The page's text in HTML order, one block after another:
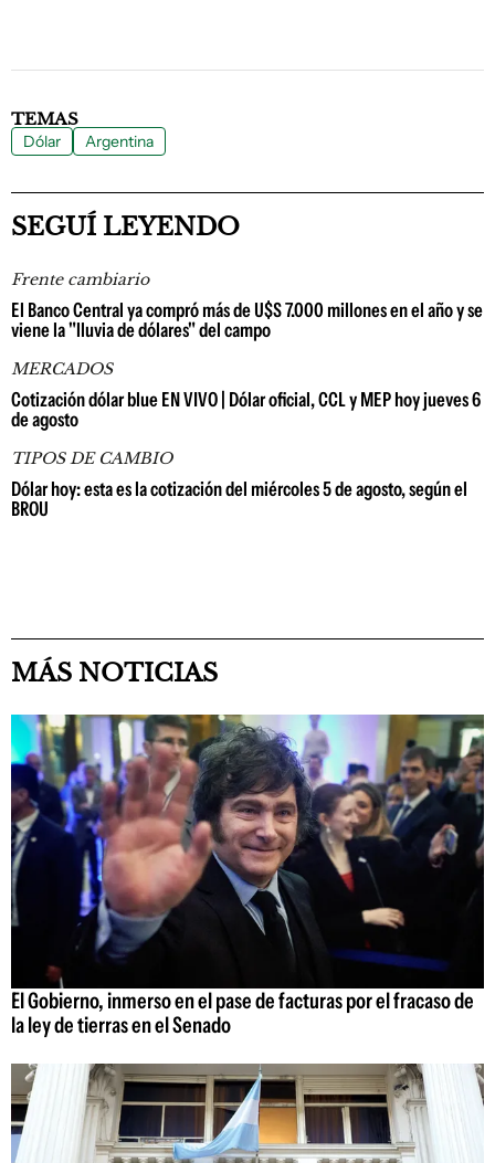
TEMAS
Dólar Argentina
SEGUÍ LEYENDO
Frente cambiario
El Banco Central ya compró más de U$S 7.000 millones en el año y se
viene la "lluvia de dólares" del campo
MERCADOS
Cotización dólar blue EN VIVO | Dólar oficial, CCL y MEP hoy jueves 6
de agosto
TIPOS DE CAMBIO
Dólar hoy: esta es la cotización del miércoles 5 de agosto, según el
BROU
MÁS NOTICIAS
El Gobierno, inmerso en el pase de facturas por el fracaso de
la ley de tierras en el Senado